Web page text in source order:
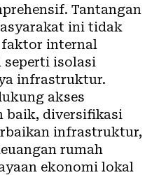
Tantangan
ini tidak
faktor internal
seperti isolasi
infrastruktur.
akses
baik, diversifikasi
infrastruktur,
rumah
ekonomi lokal